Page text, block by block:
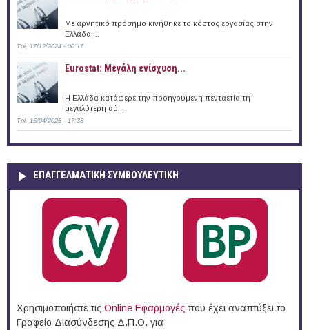
Με αρνητικό πρόσημο κινήθηκε το κόστος εργασίας στην
Ελλάδα,...
Τρί, 17/12/2024 - 00:17
Eurostat: Μεγάλη ενίσχυση...
H Ελλάδα κατάφερε την προηγούμενη πενταετία τη
μεγαλύτερη αύ...
Τρί, 15/04/2025 - 17:38
ΕΠΑΓΓΕΛΜΑΤΙΚΉ ΣΥΜΒΟΥΛΕΥΤΙΚΉ
Χρησιμοποιήστε τις Online Eφαρμογές που έχει αναπτύξει το
Γραφείο Διασύνδεσης Δ.Π.Θ. για